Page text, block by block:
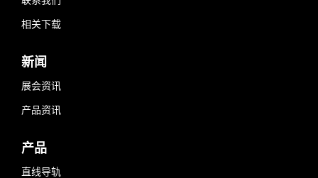
相关下载
新闻
展会资讯
产品资讯
产品
直线导轨